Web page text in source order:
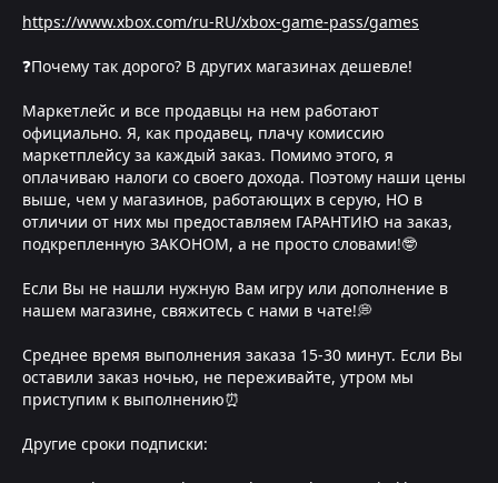
https://www.xbox.com/ru-RU/xbox-game-pass/games
❓Почему так дорого? В других магазинах дешевле!
Маркетлейс и все продавцы на нем работают
официально. Я, как продавец, плачу комиссию
маркетплейсу за каждый заказ. Помимо этого, я
оплачиваю налоги со своего дохода. Поэтому наши цены
выше, чем у магазинов, работающих в серую, НО в
отличии от них мы предоставляем ГАРАНТИЮ на заказ,
подкрепленную ЗАКОНОМ, а не просто словами!🤓
Если Вы не нашли нужную Вам игру или дополнение в
нашем магазине, свяжитесь с нами в чате!💭
Среднее время выполнения заказа 15-30 минут. Если Вы
оставили заказ ночью, не переживайте, утром мы
приступим к выполнению⏰
Другие сроки подписки: